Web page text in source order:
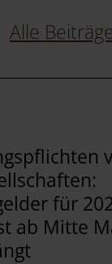
Alle
für
ab Mitte